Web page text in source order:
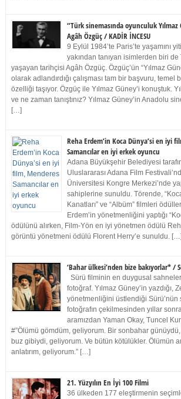
“Türk sinemasında oyunculuk
Agâh Özgüç / KADİR İNCESU
9 Eylül 1984’te Paris’te yaşamını
yakından tanıyan isimlerden biri de
yaşayan tarihçisi Agâh Özgüç. Özgüç’ün “Yılmaz
olarak adlandırdığı çalışması tam bir başvuru, temel
özelliği taşıyor. Özgüç ile Yılmaz Güney’i konuştuk.
ve ne zaman tanıştınız? Yılmaz Güney’in Anadolu
[…]
Reha Erdem’in Koca Dünya’si en iyi
Samancılar en iyi erkek oyuncu
Adana Büyükşehir Belediyesi
Uluslararası Adana Film
Üniversitesi Kongre Merkezi’nde
sahiplerine sunuldu. Törende,
Kanatları” ve “Albüm” filmleri
Erdem’in yönetmenliğini yaptığı
ödülünü alırken, Film-Yön en iyi yönetmen ödülü
görüntü yönetmeni ödülü Florent Herry’e sunuldu. […]
‘Bahar ülkesi’nden bize bakıyorlar* /
Sürü filminin en duygusal
fotoğraf. Yılmaz Güney’in yazdığı,
yönetmenliğini üstlendiği Sürü’nün
fotoğrafın çekilmesinden yıllar
aramızdan Yaman Okay, Tuncel
#”Ölümü gömdüm, geliyorum. Bir sonbahar
buz gibiydi, geliyorum. Ve bütün kötülükler. Ölümün
anlatırım, geliyorum.” […]
21. Yüzyılın En İyi 100 Filmi
36 ülkeden 177 eleştirmenin